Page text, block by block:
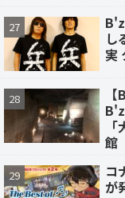
し
実
館
コ
が